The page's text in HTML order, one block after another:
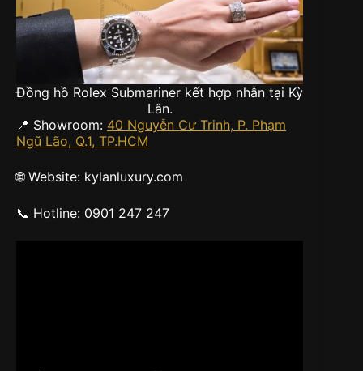
Đồng hồ Rolex Submariner kết hợp nhẫn tại Kỳ
Lân.
📍 Showroom: 40 Nguyễn Cư Trinh, P. Phạm
Ngũ Lão, Q.1, TP.HCM
🌐 Website: kylanluxury.com
📞 Hotline: 0901 247 247